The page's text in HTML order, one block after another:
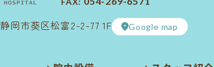
静岡市葵区松富2-2-77 1F Google map